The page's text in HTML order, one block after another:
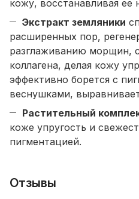
кожу, восстанавливая ее
Экстракт земляники
расширенных пор,
разглаживанию морщин,
коллагена, делая кожу
эффективно борется с
веснушками,
Растительный
коже упругость и
пигментацией.
Отзывы